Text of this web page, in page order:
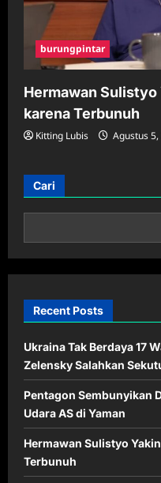
burungpintar
Hermawan
karena Terbunuh
Kitting Lubis Agustus
Cari
Recent Posts
Ukraina Tak Berdaya 17
Zelensky Salahkan
Pentagon Sembunyikan
Udara AS di Yaman
Hermawan Sulistyo
Terbunuh